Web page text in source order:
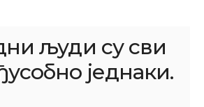
људи су сви
једнаки.